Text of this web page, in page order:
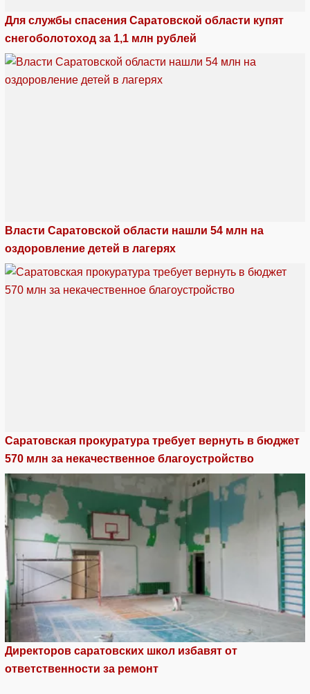
Для службы спасения Саратовской области купят
снегоболотоход за 1,1 млн рублей
Власти Саратовской области нашли 54 млн на
оздоровление детей в лагерях
Саратовская прокуратура требует вернуть в бюджет
570 млн за некачественное благоустройство
Директоров саратовских школ избавят от
ответственности за ремонт